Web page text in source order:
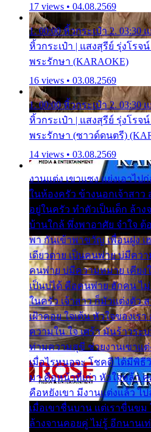
17 views • 04.08.2569
1. 00:00 หิ้วกระเป๋า 2. 03:30
หิ้วกระเป๋า | แสงสุรีย์ รุ่งโรจ
พระรักษา (KARAOKE)
16 views • 03.08.2569
1. 00:00 หิ้วกระเป๋า 2. 03:30
หิ้วกระเป๋า | แสงสุรีย์ รุ่งโรจ
พระรักษา (ซาวด์ดนตรี)
14 views • 03.08.2569
งานแต่ง เขาแซง แย่งเอาไ
ในห้องครัว ข้างนอกเจ้าสาว
อยู่ในครัว ทำตัวเป็นเด็ก ล้า
บ้านใกล้ พึ่งพาอาศัย จำใจ ต้
พา กันเข้าพาขวัญ เพื่อนฝูง เ
เดียวดาย เป็นคนพ่าย บ่มีควา
คนพ่าย บ่มีความหมาย เคียงใ
เป็นบ่ได้ คือคนพ่าย ฮักคน ไ
ในครัว เจ้าสาว ก็มัวแต่งตัว ส
เฝ้าคอย ใจเต้น หัวใจของเร
ความใน ใจ เศร้า มันร้าวระ
ท่ามความสุขี ช่วยงานเขาแต่
เมื่อไรหนอจะ โชคดี ได้มีพิธี
มา คือหน้าที่เก่า หัวใจหล้า
คือหยังเขา มีงานแต่งแล้ว ไ
เมื่อเขาชื่นบาน แต่เราขื่นขม
ล้างจานคอยคู่ ไม่รู้ อีกนานเ